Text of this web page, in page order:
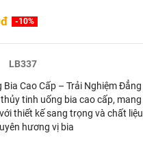
-10%
LB337
Bia Cao Cấp – Trải Nghiệm Đẳng
tinh uống bia cao cấp,
thiết kế sang trọng và chất
hương vị bia